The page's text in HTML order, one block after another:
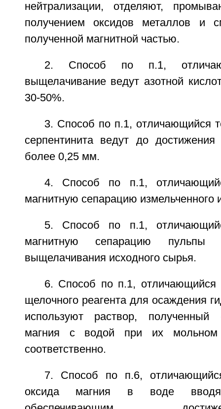
нейтрализации, отделяют,
получением оксидов металлов и
полученной магнитной частью.
2. Способ по п.1,
выщелачивание ведут азотной
30-50%.
3. Способ по п.1, отличающийся
серпентинита ведут до
более 0,25 мм.
4. Способ по п.1,
магнитную сепарацию измельченного
5. Способ по п.1,
магнитную сепарацию пульпы
выщелачивания исходного сырья.
6. Способ по п.1, отличающийся
щелочного реагента для осаждения
используют раствор,
магния с водой при их мольном
соответственно.
7. Способ по п.6,
оксида магния в воде